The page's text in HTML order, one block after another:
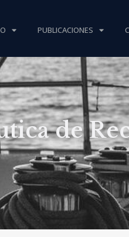
PUBLICACIONES
de